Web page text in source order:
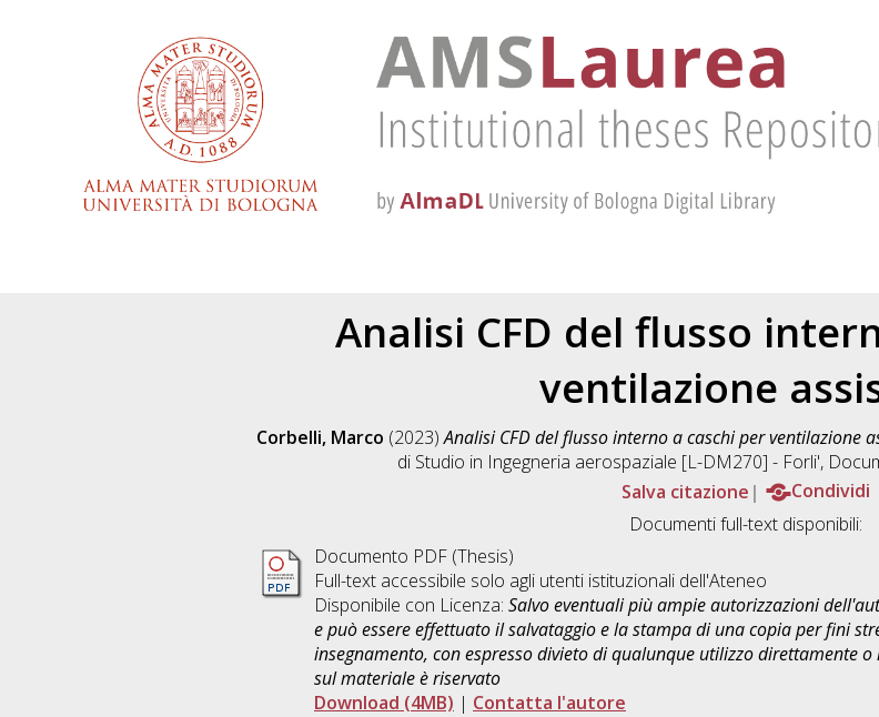
Analisi CFD del flusso
ventilazione
Corbelli, Marco (2023)Analisi CFD del flusso interno a caschi per ventilazione
di Studio in Ingegneria aerospaziale [L-DM270] - Forli',
Salva citazione
Condividi
Documenti full-text disponibili:
Documento PDF (Thesis)
Full-text accessibile solo agli utenti istituzionali dell'Ateneo
Disponibile con Licenza: Salvo eventuali più ampie autorizzazioni
e può essere effettuato il salvataggio e la stampa di una copia per fini
insegnamento, con espresso divieto di qualunque utilizzo direttamente
sul materiale è riservato
Download (4MB) | Contatta l'autore